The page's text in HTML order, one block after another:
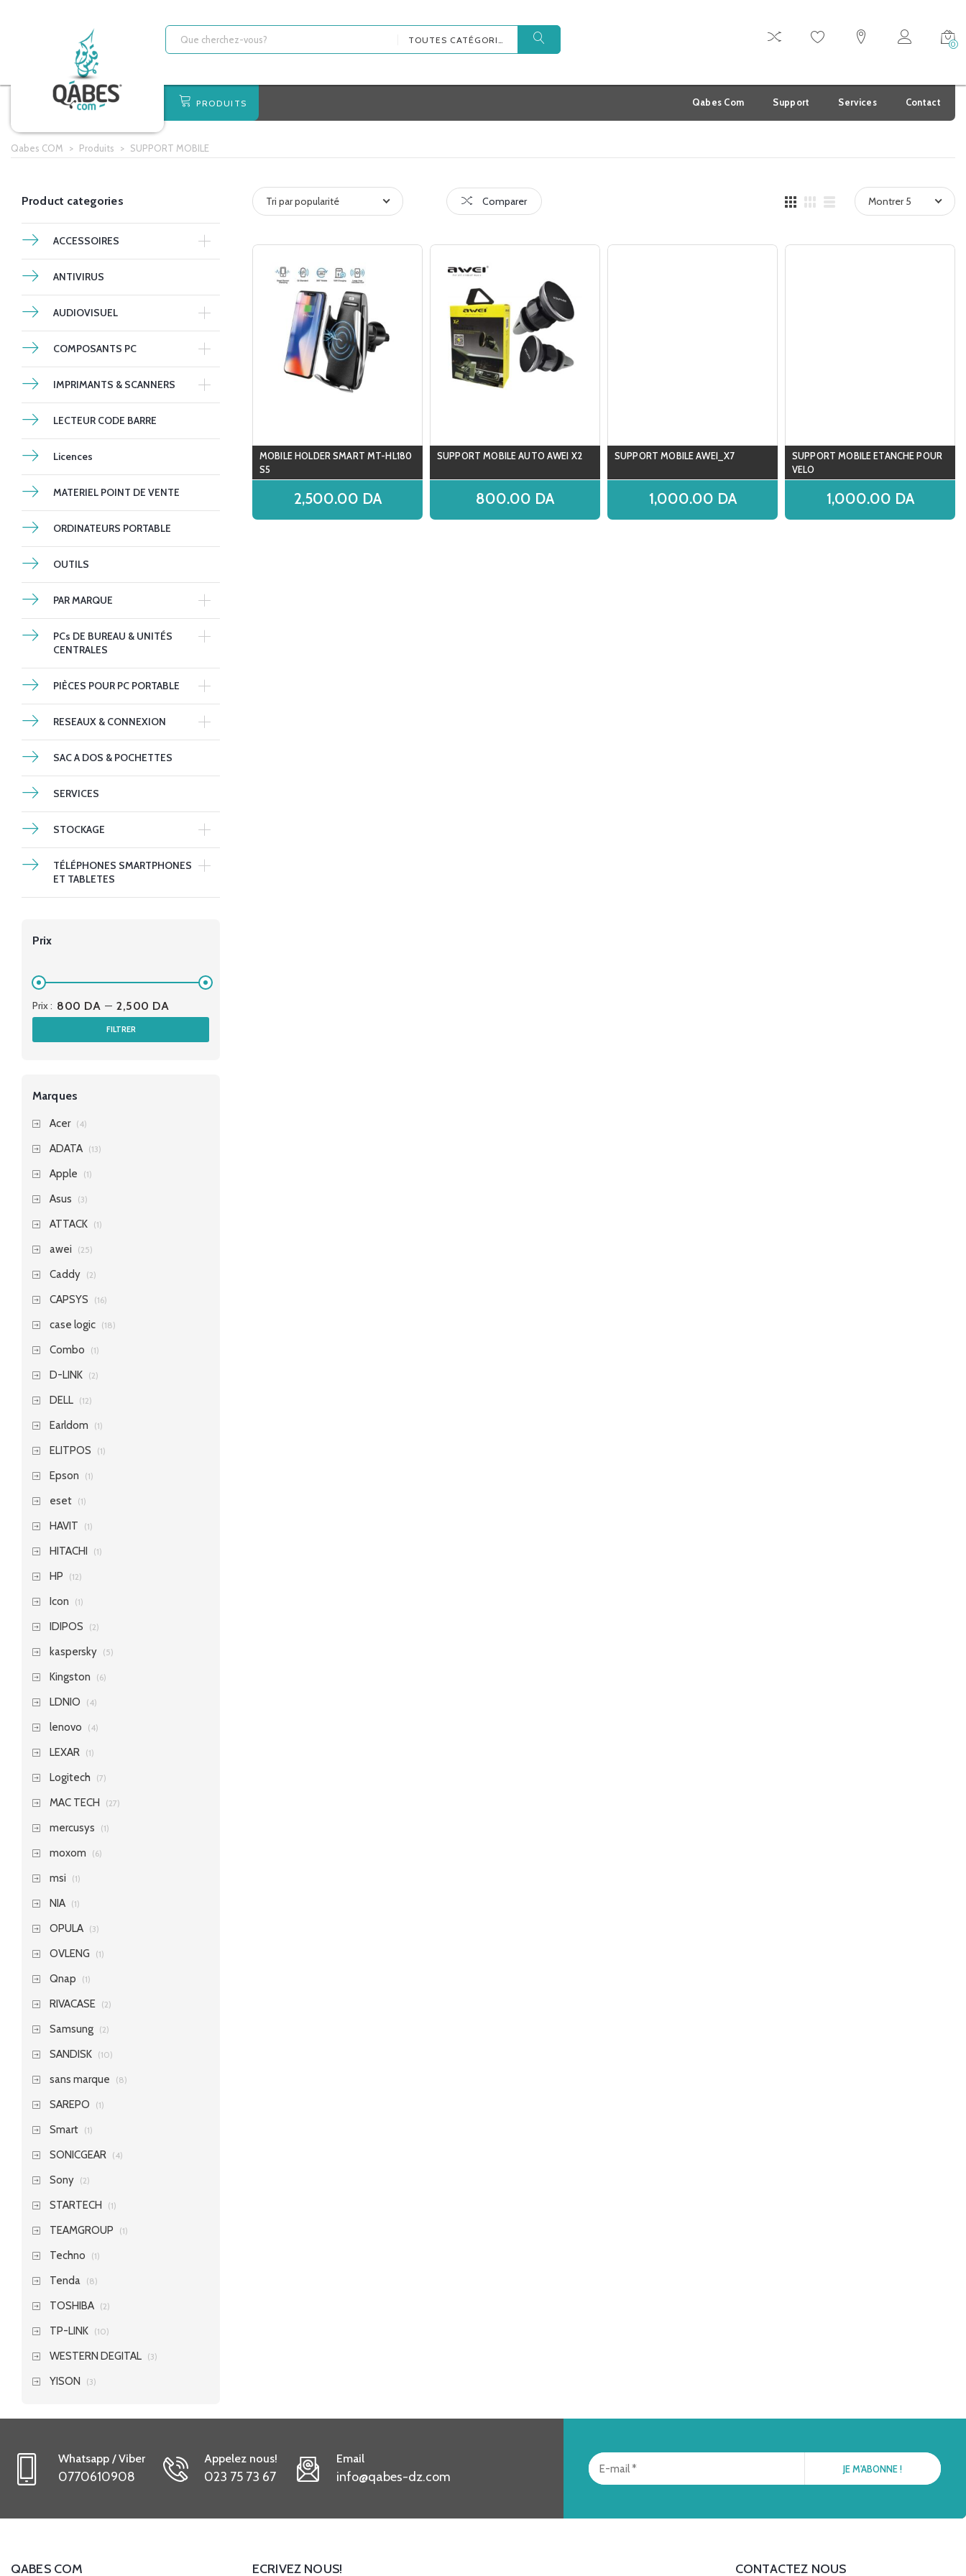
TOUTES CATÉGORIES 0
PRODUITS Qabes Com Support Services Contact
Qabes COM > Produits > SUPPORT MOBILE
Product categories
ACCESSOIRES
ANTIVIRUS
AUDIOVISUEL
COMPOSANTS PC
IMPRIMANTS & SCANNERS
LECTEUR CODE BARRE
Licences
MATERIEL POINT DE VENTE
ORDINATEURS PORTABLE
OUTILS
PAR MARQUE
PCs DE BUREAU & UNITÉS
CENTRALES
PIÈCES POUR PC PORTABLE
RESEAUX & CONNEXION
SAC A DOS & POCHETTES
SERVICES
STOCKAGE
TÉLÉPHONES SMARTPHONES
ET TABLETES
Prix
FILTRER
Prix : 800 DA — 2,500 DA
Marques
Acer (4)
ADATA (13)
Apple (1)
Asus (3)
ATTACK (1)
awei (25)
Caddy (2)
CAPSYS (16)
case logic (18)
Combo (1)
D-LINK (2)
DELL (12)
Earldom (1)
ELITPOS (1)
Epson (1)
eset (1)
HAVIT (1)
HITACHI (1)
HP (12)
Icon (1)
IDIPOS (2)
kaspersky (5)
Kingston (6)
LDNIO (4)
lenovo (4)
LEXAR (1)
Logitech (7)
MAC TECH (27)
mercusys (1)
moxom (6)
msi (1)
NIA (1)
OPULA (3)
OVLENG (1)
Qnap (1)
RIVACASE (2)
Samsung (2)
SANDISK (10)
sans marque (8)
SAREPO (1)
Smart (1)
SONICGEAR (4)
Sony (2)
STARTECH (1)
TEAMGROUP (1)
Techno (1)
Tenda (8)
TOSHIBA (2)
TP-LINK (10)
WESTERN DEGITAL (3)
YISON (3)
Tri par popularité Comparer Montrer 5
MOBILE HOLDER SMART MT-HL180
S5
2,500.00 DA
SUPPORT MOBILE AUTO AWEI X2
800.00 DA
SUPPORT MOBILE AWEI_X7
1,000.00 DA
SUPPORT MOBILE ETANCHE POUR
VELO
1,000.00 DA
Whatsapp / Viber
0770610908
Appelez nous!
023 75 73 67
Email
info@qabes-dz.com
QABES COM ECRIVEZ NOUS! CONTACTEZ NOUS